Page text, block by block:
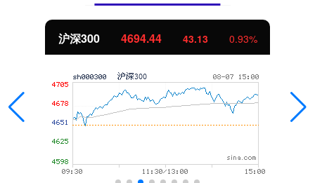
沪深300 4694.44 43.13 0.93%